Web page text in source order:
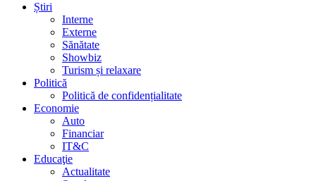
Știri
Interne
Externe
Sănătate
Showbiz
Turism și relaxare
Politică
Politică de confidențialitate
Economie
Auto
Financiar
IT&C
Educaţie
Actualitate